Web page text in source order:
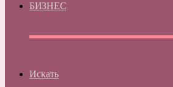
БИЗНЕС
Искать